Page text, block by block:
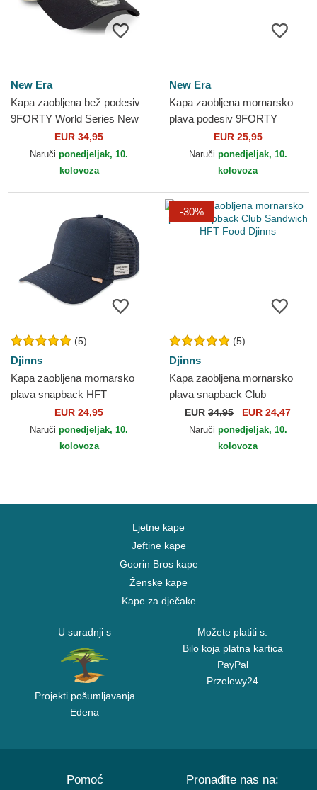
New Era
Kapa zaobljena bež podesiv
9FORTY World Series New
York Yankees MLB New Era
EUR 34,95
Naruči ponedjeljak, 10.
kolovoza
New Era
Kapa zaobljena mornarsko
plava podesiv 9FORTY
Outline New York Yankees
MLB New Era
EUR 25,95
Naruči ponedjeljak, 10.
kolovoza
(5)
Djinns
Kapa zaobljena mornarsko
plava snapback HFT
Glencheck Djinns
EUR 24,95
Naruči ponedjeljak, 10.
kolovoza
-30%
(5)
Djinns
Kapa zaobljena mornarsko
plava snapback Club
Sandwich HFT Food Djinns
EUR 34,95 EUR 24,47
Naruči ponedjeljak, 10.
kolovoza
Ljetne kape
Jeftine kape
Goorin Bros kape
Ženske kape
Kape za dječake
U suradnji s
Projekti pošumljavanja
Edena
Možete platiti s:
Bilo koja platna kartica
PayPal
Przelewy24
Pomoć Pronađite nas na: